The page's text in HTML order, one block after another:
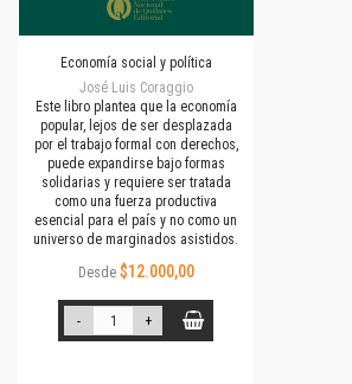
Economía social y política
José Luis Coraggio
Este libro plantea que la economía
popular, lejos de ser desplazada
por el trabajo formal con derechos,
puede expandirse bajo formas
solidarias y requiere ser tratada
como una fuerza productiva
esencial para el país y no como un
universo de marginados asistidos.
Desde $12.000,00
- +